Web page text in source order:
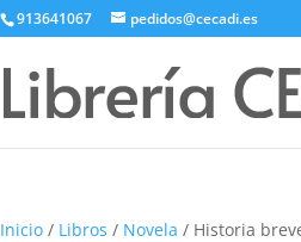
913641067 pedidos@cecadi.es
Inicio / Libros / Novela / Historia